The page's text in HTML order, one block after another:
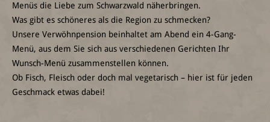
Menüs die Liebe zum Schwarzwald näherbringen.
Was gibt es schöneres als die Region zu schmecken?
Unsere Verwöhnpension beinhaltet am Abend ein 4-Gang-
Menü, aus dem Sie sich aus verschiedenen Gerichten Ihr
Wunsch-Menü zusammenstellen können.
Ob Fisch, Fleisch oder doch mal vegetarisch – hier ist für jeden
Geschmack etwas dabei!